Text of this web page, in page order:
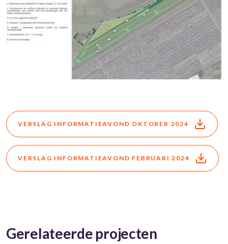
VERSLAG INFORMATIEAVOND OKTOBER 2024
VERSLAG INFORMATIEAVOND FEBRUARI 2024
Gerelateerde projecten